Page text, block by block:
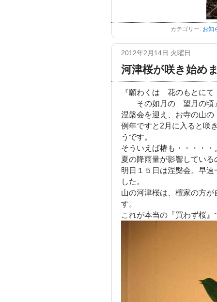
カテゴリー: お知
2012年2月14日 火曜日
河津桜が咲き始め
『願わくは 花のもとに
その如月の 望月の
涅槃会を迎え、お寺の山
例年ですと2月に入ると咲
うです。
そういえば椿も・・・・
夏の降雨量が影響している
明日１５日は涅槃会。早
した。
山の河津桜は、檀家の方
す。
これが本当の『買わず桜